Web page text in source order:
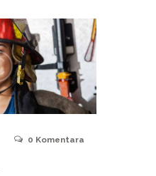
0 Komentara